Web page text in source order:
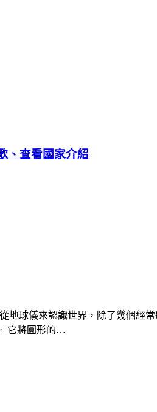
、查看國家介紹
地球儀來認識世界，除了幾個
它將圓形的…